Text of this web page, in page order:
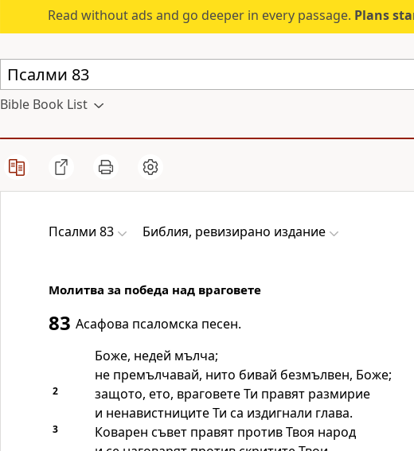
Read without ads and go deeper in every passage. Plans
Bible Book List
Псалми 83 Библия, ревизирано издание
Молитва за победа над враговете
83 Асафова псаломска песен.
Боже, недей мълча;
не премълчавай, нито бивай безмълвен, Боже;
2
защото, ето, враговете Ти правят размирие
и ненавистниците Ти са издигнали глава.
3
Коварен съвет правят против Твоя народ